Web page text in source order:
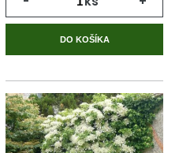
DO KOŠÍKA